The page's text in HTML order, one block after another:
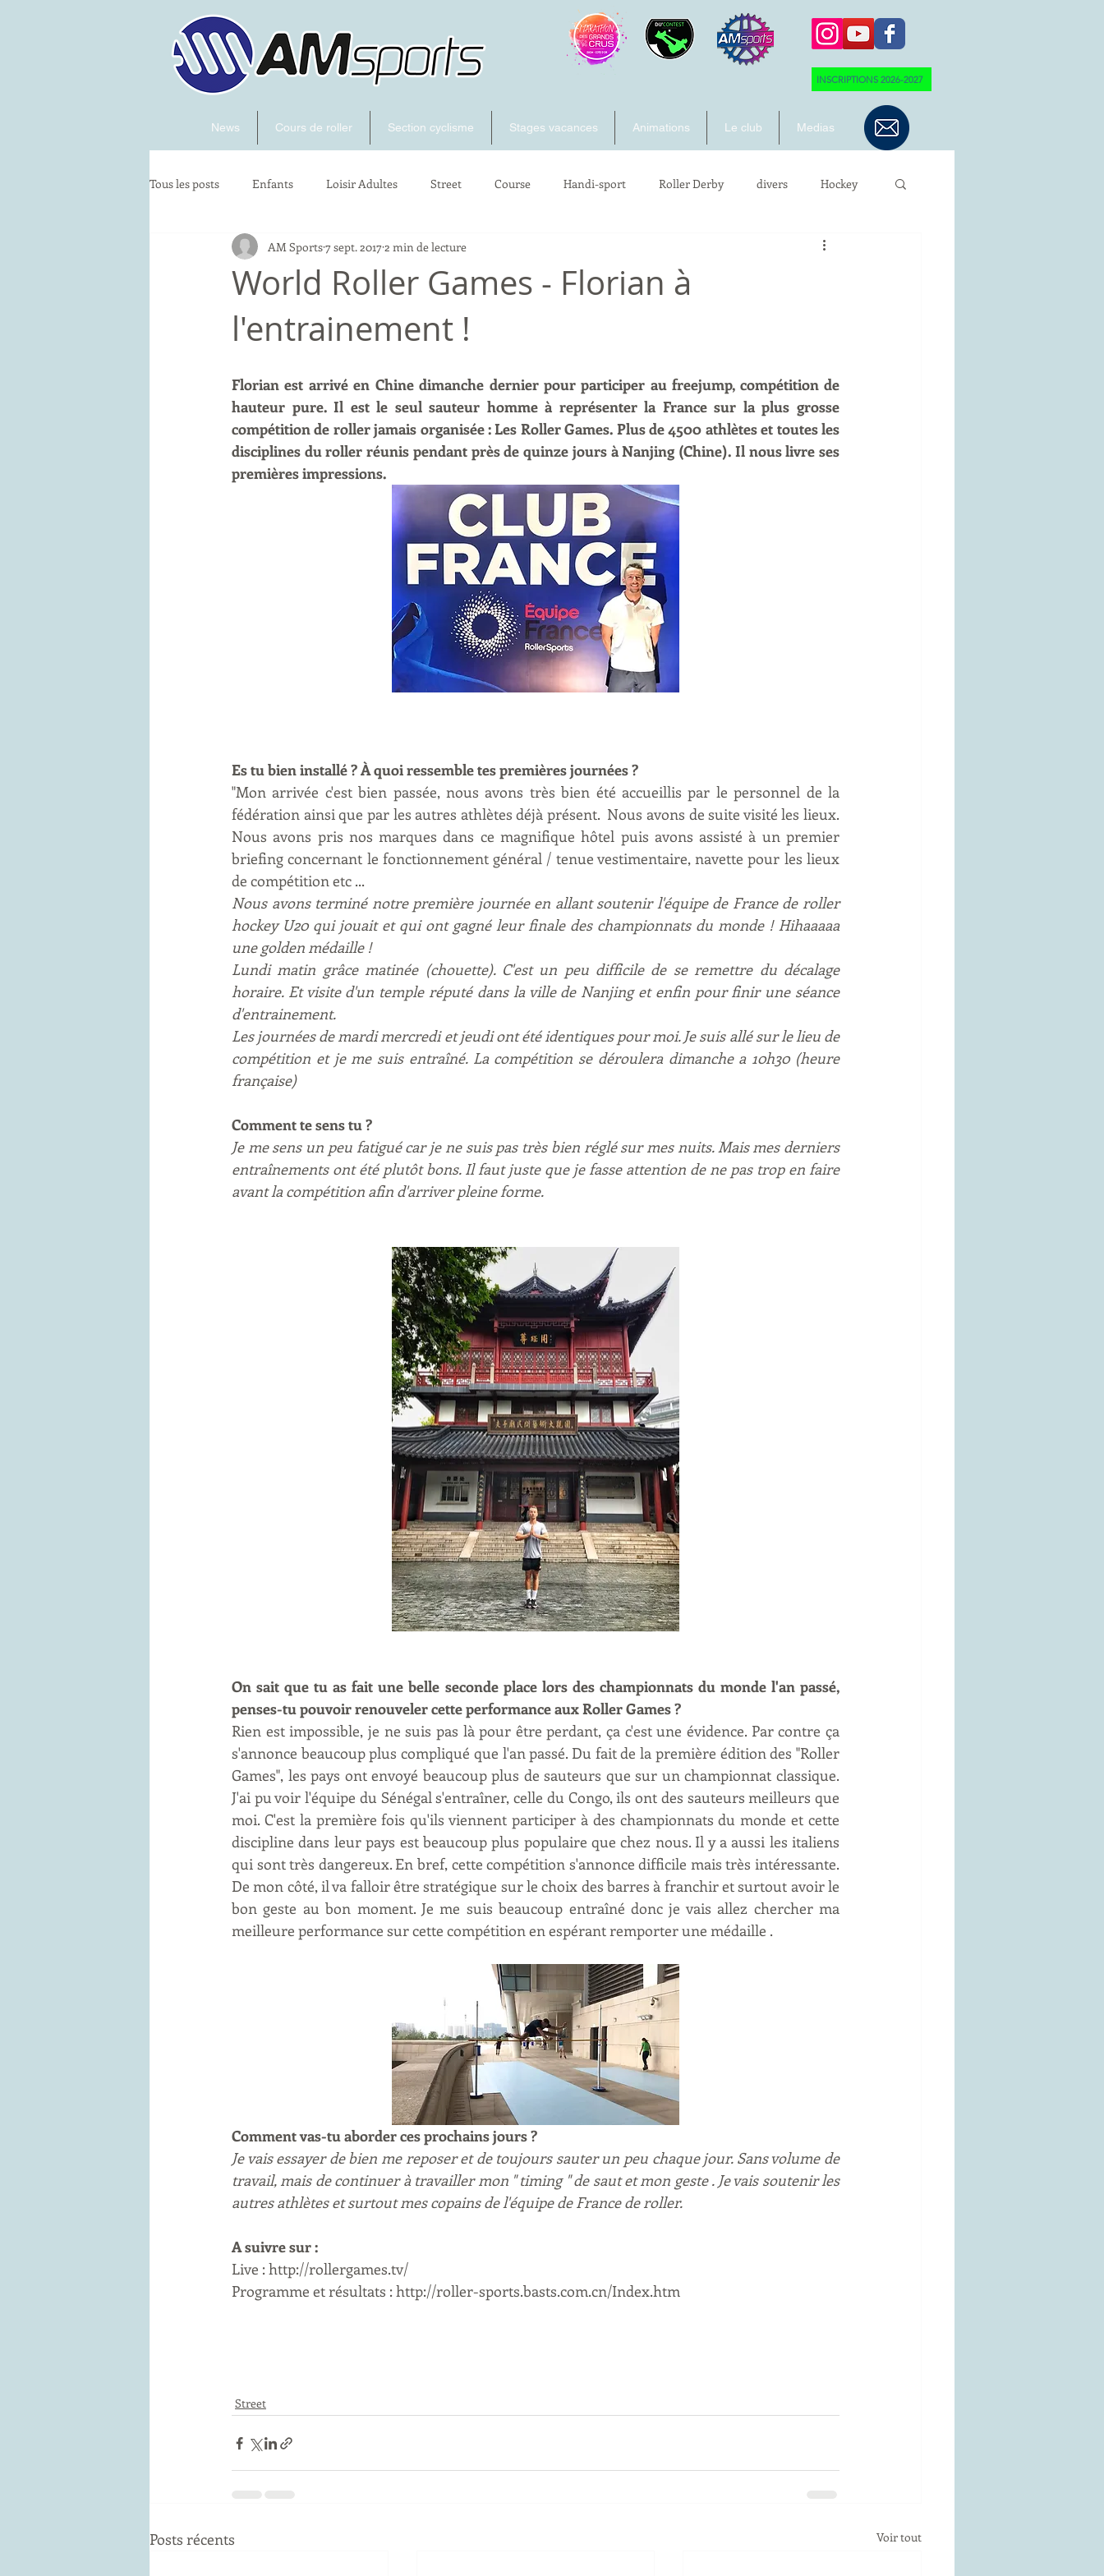
INSCRIPTIONS 2026-2027
News Cours de roller Section cyclisme Stages vacances Animations Le club Medias
Tous les posts Enfants Loisir Adultes Street Course Handi-sport Roller Derby divers Hockey
Skatecross
World Roller Games - Florian à
l'entrainement !
AM Sports7 sept. 2017 2 min de lecture
Florian est arrivé en Chine dimanche dernier pour participer au freejump, compétition de
hauteur pure. Il est le seul sauteur homme à représenter la France sur la plus grosse
compétition de roller jamais organisée : Les Roller Games. Plus de 4500 athlètes et toutes les
disciplines du roller réunis pendant près de quinze jours à Nanjing (Chine). Il nous livre ses
premières impressions.
Es tu bien installé ? À quoi ressemble tes premières journées ?
"Mon arrivée c'est bien passée, nous avons très bien été accueillis par le personnel de la
fédération ainsi que par les autres athlètes déjà présent.  Nous avons de suite visité les lieux.
Nous avons pris nos marques dans ce magnifique hôtel puis avons assisté à un premier
briefing concernant le fonctionnement général / tenue vestimentaire, navette pour les lieux
de compétition etc ...
Nous avons terminé notre première journée en allant soutenir l'équipe de France de roller
hockey U20 qui jouait et qui ont gagné leur finale des championnats du monde ! Hihaaaaa
une golden médaille !
Lundi matin grâce matinée (chouette). C'est un peu difficile de se remettre du décalage
horaire. Et visite d'un temple réputé dans la ville de Nanjing et enfin pour finir une séance
d'entrainement.
Les journées de mardi mercredi et jeudi ont été identiques pour moi. Je suis allé sur le lieu de
compétition et je me suis entraîné. La compétition se déroulera dimanche a 10h30 (heure
française)
Comment te sens tu ?
Je me sens un peu fatigué car je ne suis pas très bien réglé sur mes nuits. Mais mes derniers
entraînements ont été plutôt bons. Il faut juste que je fasse attention de ne pas trop en faire
avant la compétition afin d'arriver pleine forme.
On sait que tu as fait une belle seconde place lors des championnats du monde l'an passé,
penses-tu pouvoir renouveler cette performance aux Roller Games ?
Rien est impossible, je ne suis pas là pour être perdant, ça c'est une évidence. Par contre ça
s'annonce beaucoup plus compliqué que l'an passé. Du fait de la première édition des "Roller
Games", les pays ont envoyé beaucoup plus de sauteurs que sur un championnat classique.
J'ai pu voir l'équipe du Sénégal s'entraîner, celle du Congo, ils ont des sauteurs meilleurs que
moi. C'est la première fois qu'ils viennent participer à des championnats du monde et cette
discipline dans leur pays est beaucoup plus populaire que chez nous. Il y a aussi les italiens
qui sont très dangereux. En bref, cette compétition s'annonce difficile mais très intéressante.
De mon côté, il va falloir être stratégique sur le choix des barres à franchir et surtout avoir le
bon geste au bon moment. Je me suis beaucoup entraîné donc je vais allez chercher ma
meilleure performance sur cette compétition en espérant remporter une médaille .
Comment vas-tu aborder ces prochains jours ?
Je vais essayer de bien me reposer et de toujours sauter un peu chaque jour. Sans volume de
travail, mais de continuer à travailler mon " timing " de saut et mon geste . Je vais soutenir les
autres athlètes et surtout mes copains de l'équipe de France de roller.
A suivre sur :
Live : http://rollergames.tv/
Programme et résultats : http://roller-sports.basts.com.cn/Index.htm
Street
Posts récents Voir tout